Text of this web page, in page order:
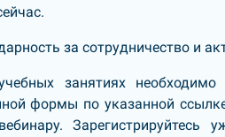
за сотрудничество и
занятиях
формы по указанной
Зарегистрируйтесь